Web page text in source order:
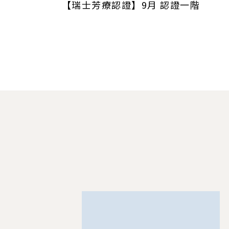
【瑞士芳療認證】9月 認證一階